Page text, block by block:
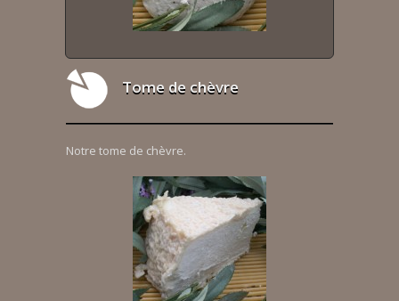
Tome de chèvre
Notre tome de chèvre.